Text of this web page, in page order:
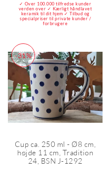
✓ Over 100.000 tilfredse kunder
verden over ✓ Kærligt håndlavet
keramik til dit hjem ✓ Tilbud og
specialpriser til private kunder /
forbrugere
-31%
Cup ca. 250 ml - Ø8 cm,
højde 11 cm, Tradition
24, BSN J-1292